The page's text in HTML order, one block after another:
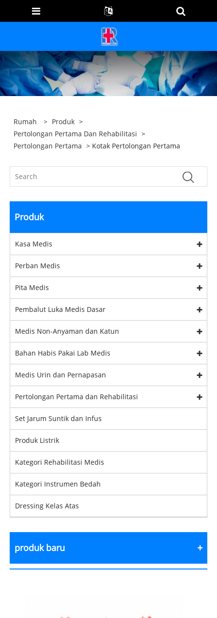
Rumah > Produk >
Pertolongan Pertama Dan Rehabilitasi >
Pertolongan Pertama > Kotak Pertolongan Pertama
Produk
Kasa Medis
Perban Medis
Pita Medis
Pembalut Luka Medis Dasar
Medis Non-Anyaman dan Katun
Bahan Habis Pakai Lab Medis
Medis Urin dan Pernapasan
Pertolongan Pertama dan Rehabilitasi
Set Jarum Suntik dan Infus
Produk Listrik
Kategori Rehabilitasi Medis
Kategori Instrumen Bedah
Dressing Kelas Atas
produk baru